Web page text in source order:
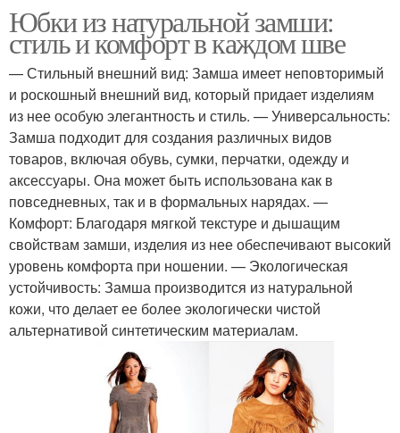
Юбки из натуральной замши:
стиль и комфорт в каждом шве
— Стильный внешний вид: Замша имеет неповторимый
и роскошный внешний вид, который придает изделиям
из нее особую элегантность и стиль. — Универсальность:
Замша подходит для создания различных видов
товаров, включая обувь, сумки, перчатки, одежду и
аксессуары. Она может быть использована как в
повседневных, так и в формальных нарядах. —
Комфорт: Благодаря мягкой текстуре и дышащим
свойствам замши, изделия из нее обеспечивают высокий
уровень комфорта при ношении. — Экологическая
устойчивость: Замша производится из натуральной
кожи, что делает ее более экологически чистой
альтернативой синтетическим материалам.